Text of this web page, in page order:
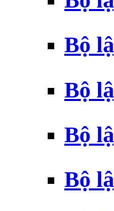
Bộ
Bộ
Bộ
Bộ